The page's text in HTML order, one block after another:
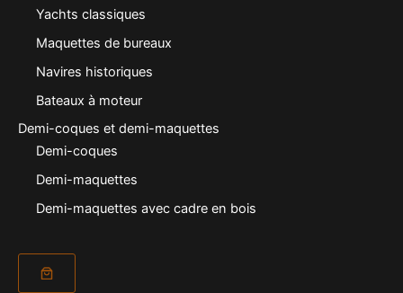
Yachts classiques
Maquettes de bureaux
Navires historiques
Bateaux à moteur
Demi-coques et demi-maquettes
Demi-coques
Demi-maquettes
Demi-maquettes avec cadre en bois